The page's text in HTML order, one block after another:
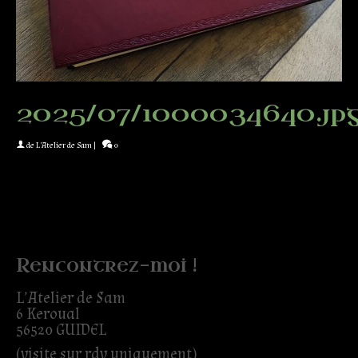
2025/07/
deL'Atelier de Sam | 0
Rencontrez-moi !
L’Atelier de Sam
6 Keroual
56520 GUIDEL